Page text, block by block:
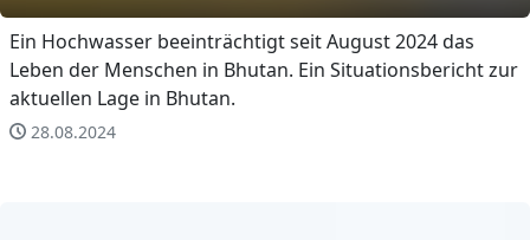
Ein Hochwasser beeinträchtigt seit August 2024 das
Leben der Menschen in Bhutan. Ein Situationsbericht zur
aktuellen Lage in Bhutan.
28.08.2024